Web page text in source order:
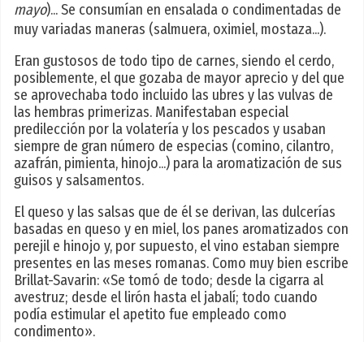
mayo)... Se consumían en ensalada o condimentadas de
muy variadas maneras (salmuera, oximiel, mostaza...).
Eran gustosos de todo tipo de carnes, siendo el cerdo,
posiblemente, el que gozaba de mayor aprecio y del que
se aprovechaba todo incluido las ubres y las vulvas de
las hembras primerizas. Manifestaban especial
predilección por la volatería y los pescados y usaban
siempre de gran número de especias (comino, cilantro,
azafrán, pimienta, hinojo...) para la aromatización de sus
guisos y salsamentos.
El queso y las salsas que de él se derivan, las dulcerías
basadas en queso y en miel, los panes aromatizados con
perejil e hinojo y, por supuesto, el vino estaban siempre
presentes en las meses romanas. Como muy bien escribe
Brillat-Savarin: «Se tomó de todo; desde la cigarra al
avestruz; desde el lirón hasta el jabalí; todo cuando
podía estimular el apetito fue empleado como
condimento».